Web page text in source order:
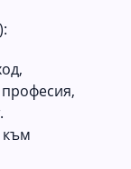
към